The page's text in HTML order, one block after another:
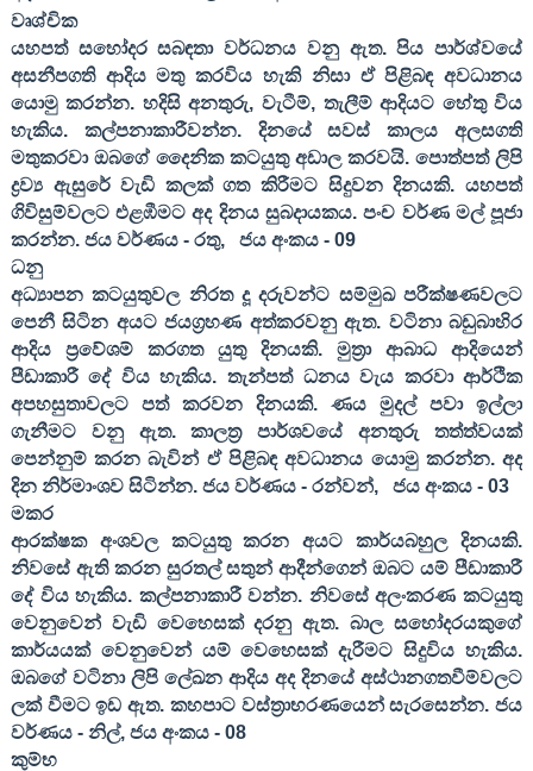
වෘශ්චික
යහපත් සහෝදර සබඳතා වර්ධනය වනු ඇත. පිය පාර්ශ්වයේ
අසනීපගති ආදිය මතු කරවිය හැකි නිසා ඒ පිළිබඳ අවධානය
යොමු කරන්න. හදිසි අනතුරු, වැටීම්, තැලීම් ආදියට හේතු විය
හැකිය. කල්පනාකාරීවන්න. දිනයේ සවස් කාලය අලසගති
මතුකරවා ඔබගේ දෛනික කටයුතු අඩාල කරවයි. පොත්පත් ලිපි
ද්‍රව්‍ය ඇසුරේ වැඩි කලක් ගත කිරීමට සිදුවන දිනයකි. යහපත්
ගිවිසුම්වලට එළඹීමට අද දිනය සුබදායකය. පංච වර්ණ මල් පූජා
කරන්න. ජය වර්ණය - රතු, ජය අංකය -09
ධනු
අධ්‍යාපන කටයුතුවල නිරත දූ දරුවන්ට සම්මුඛ පරීක්ෂණවලට
පෙනී සිටින අයට ජයග්‍රහණ අත්කරවනු ඇත. වටිනා බඩුබාහිර
ආදිය ප්‍රවේශම් කරගත යුතු දිනයකි. මුත්‍රා ආබාධ ආදියෙන්
පීඩාකාරී දේ විය හැකිය. තැන්පත් ධනය වැය කරවා ආර්ථික
අපහසුතාවලට පත් කරවන දිනයකි. ණය මුදල් පවා ඉල්ලා
ගැනීමට වනු ඇත. කාලත්‍ර පාර්ශවයේ අනතුරු තත්ත්වයක්
පෙන්නුම් කරන බැවින් ඒ පිළිබඳ අවධානය යොමු කරන්න. අද
දින නිර්මාංශව සිටින්න. ජය වර්ණය - රන්වන්, ජය අංකය -03
මකර
ආරක්ෂක අංශවල කටයුතු කරන අයට කාර්යබහුල දිනයකි.
නිවසේ ඇති කරන සුරතල් සතුන් ආදීන්ගෙන් ඔබට යම් පීඩාකාරී
දේ විය හැකිය. කල්පනාකාරී වන්න. නිවසේ අලංකරණ කටයුතු
වෙනුවෙන් වැඩි වෙහෙසක් දරනු ඇත. බාල සහෝදරයකුගේ
කාර්යයක් වෙනුවෙන් යම් වෙහෙසක් දැරීමට සිදුවිය හැකිය.
ඔබගේ වටිනා ලිපි ලේඛන ආදිය අද දිනයේ අස්ථානගතවීම්වලට
ලක් වීමට ඉඩ ඇත. කහපාට වස්ත්‍රාභරණයෙන් සැරසෙන්න. ජය
වර්ණය - නිල්, ජය අංකය -08
කුම්භ